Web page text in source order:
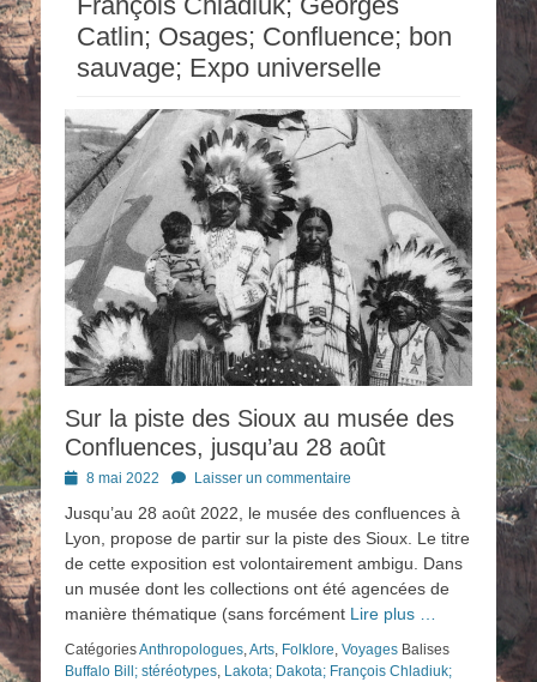
Catlin; Osages; Confluence; bon
sauvage; Expo universelle
Sur la piste des Sioux au musée des
Confluences, jusqu’au 28 août
Posted8 mai 2022 Laisser un commentaire
Jusqu’au 28 août 2022, le musée des confluences à
Lyon, propose de partir sur la piste des Sioux. Le titre
de cette exposition est volontairement ambigu. Dans
un musée dont les collections ont été agencées de
manière thématique (sans forcément Lire plus …
CatégoriesAnthropologues,Arts, Folklore, Voyages Balises
Buffalo Bill; stéréotypes, Lakota; Dakota; François Chladiuk;